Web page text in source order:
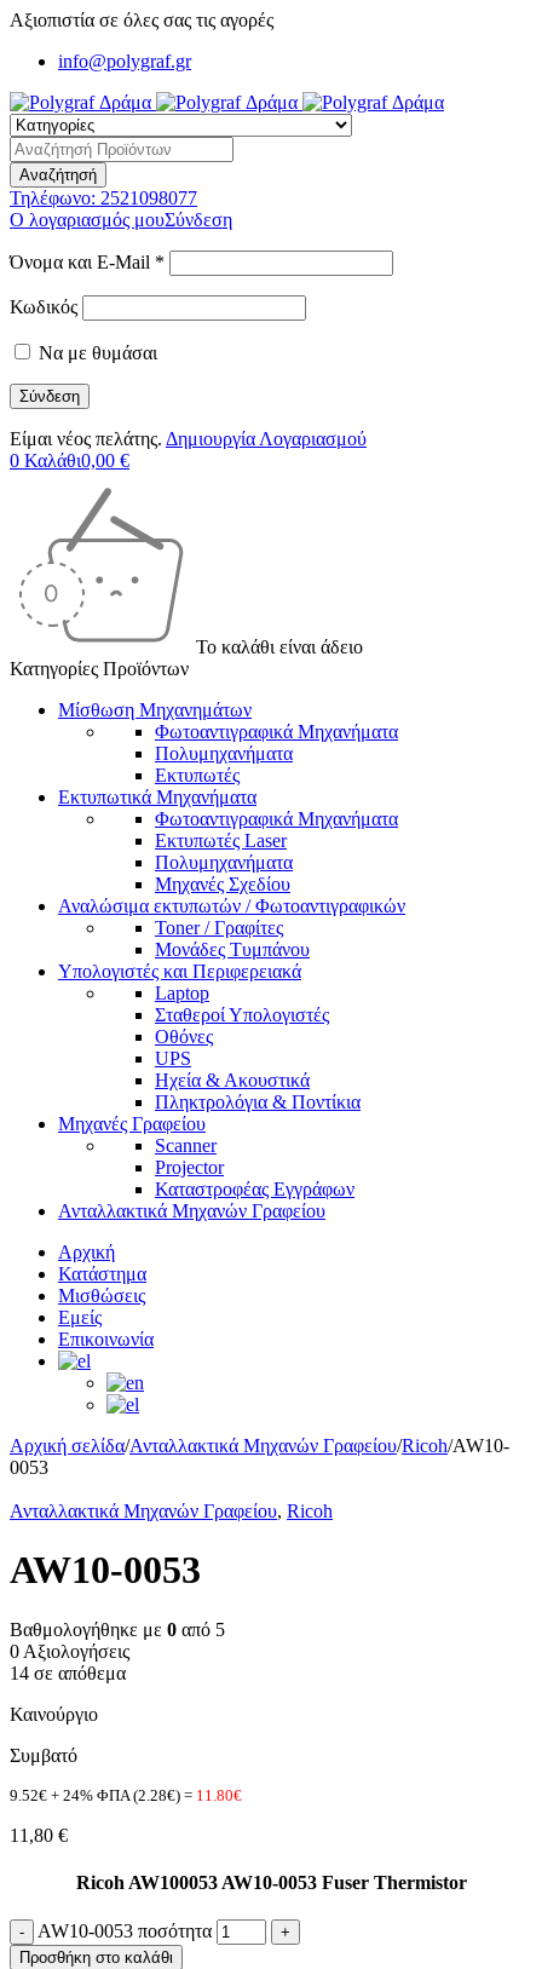
Αξιοπιστία σε όλες σας τις αγορές
info@polygraf.gr
Τηλέφωνο: 2521098077
Ο λογαριασμός μουΣύνδεση
Όνομα και E-Mail *
Κωδικός
Να με θυμάσαι
Είμαι νέος πελάτης. Δημιουργία Λογαριασμού
0 Καλάθι0,00 €
Το καλάθι είναι άδειο
Κατηγορίες Προϊόντων
Μίσθωση Μηχανημάτων
Φωτοαντιγραφικά Μηχανήματα
Πολυμηχανήματα
Εκτυπωτές
Εκτυπωτικά Μηχανήματα
Φωτοαντιγραφικά Μηχανήματα
Εκτυπωτές Laser
Πολυμηχανήματα
Μηχανές Σχεδίου
Αναλώσιμα εκτυπωτών / Φωτοαντιγραφικών
Toner / Γραφίτες
Μονάδες Τυμπάνου
Υπολογιστές και Περιφερειακά
Laptop
Σταθεροί Υπολογιστές
Οθόνες
UPS
Ηχεία & Ακουστικά
Πληκτρολόγια & Ποντίκια
Μηχανές Γραφείου
Scanner
Projector
Καταστροφέας Εγγράφων
Ανταλλακτικά Μηχανών Γραφείου
Αρχική
Κατάστημα
Μισθώσεις
Εμείς
Επικοινωνία
Αρχική σελίδα/Ανταλλακτικά Μηχανών Γραφείου/Ricoh/AW10-
0053
Ανταλλακτικά Μηχανών Γραφείου, Ricoh
AW10-0053
Βαθμολογήθηκε με 0 από 5
0 Αξιολογήσεις
14 σε απόθεμα
Καινούργιο
Συμβατό
9.52€ + 24% ΦΠΑ (2.28€) = 11.80€
11,80 €
Ricoh AW100053 AW10-0053 Fuser Thermistor
AW10-0053 ποσότητα
Προσθήκη στο καλάθι